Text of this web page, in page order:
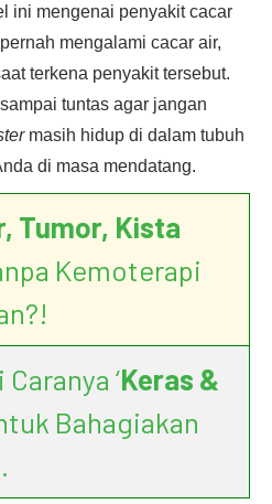
ini mengenai penyakit cacar
mengalami cacar air,
terkena penyakit tersebut.
tuntas agar jangan
masih hidup di dalam tubuh
di masa mendatang.
Tumor, Kista
Kemoterapi
‘Keras &
Bahagiakan